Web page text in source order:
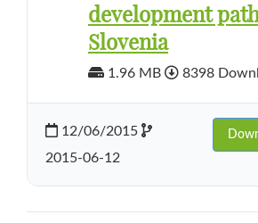
development
Slovenia
1.96 MB 8398
12/06/2015
2015-06-12